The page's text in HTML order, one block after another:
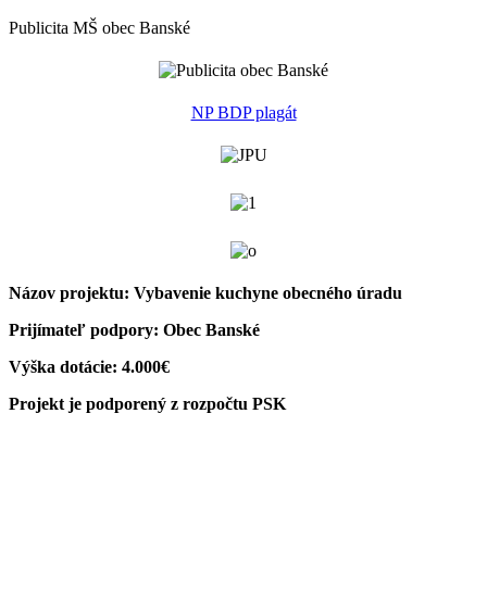
Publicita MŠ obec Banské
NP BDP plagát
Názov projektu: Vybavenie kuchyne obecného úradu
Prijímateľ podpory: Obec Banské
Výška dotácie: 4.000€
Projekt je podporený z rozpočtu PSK